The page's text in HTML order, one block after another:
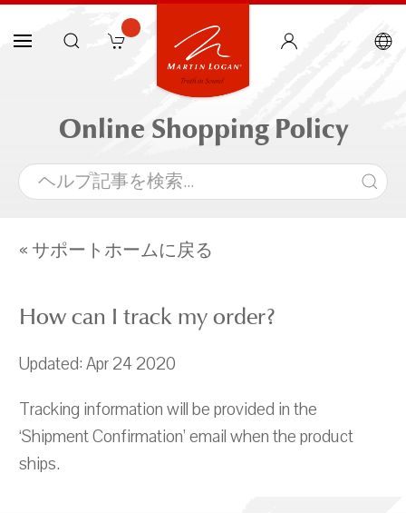
Online Shopping Policy
« サポートホームに戻る
How can I track my order?
Updated: Apr 24 2020
Tracking information will be provided in the
‘Shipment Confirmation’ email when the product
ships.